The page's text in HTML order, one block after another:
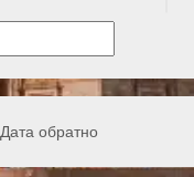
Дата обратно